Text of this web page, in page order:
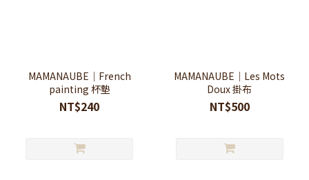
MAMANAUBE｜French
painting 杯墊
NT$240
MAMANAUBE｜Les Mots
Doux 掛布
NT$500